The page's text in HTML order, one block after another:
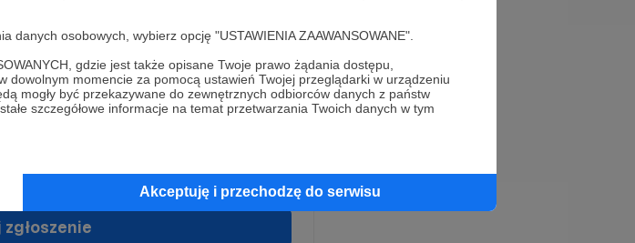
osobowych, wybierz opcję "USTAWIENIA ZAAWANSOWANE".
gdzie jest także opisane Twoje prawo żądania dostępu,
momencie za pomocą ustawień Twojej przeglądarki w urządzeniu
mogły być przekazywane do zewnętrznych odbiorców danych z państw
szczegółowe informacje na temat przetwarzania Twoich danych w tym
Akceptuję i przechodzę do serwisu
danych osobowych przez Patronite
Crowd8 sp. z o.o. z siedziba w Warszawie, ul. Żwirki i
będą przetwarzane w szczególności w celu wykonania
usługi drogą elektroniczną oraz pełnego
dokonywania oraz otrzymywania wsparcia na naszej
wynikających z ogólnego rozporządzenia o ochronie
Twoich danych, ograniczenia ich przetwarzania,
wobec przetwarzania Twoich danych osobowych.
po przekazaniu podpisanego formularza "Zgodna na